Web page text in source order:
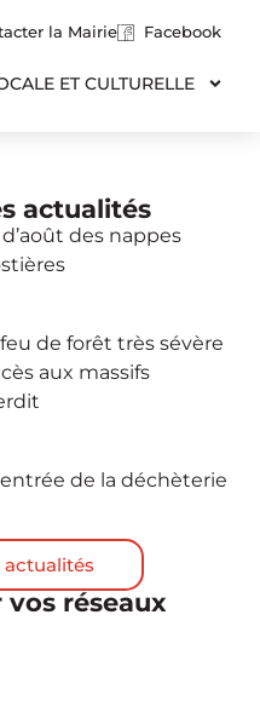
la Mairie Facebook
ET CULTURELLE
actualités
des nappes
de forêt très sévère
aux massifs
de la déchèterie
actualités
réseaux